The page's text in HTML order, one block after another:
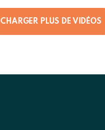
CHARGER PLUS DE VIDÉOS